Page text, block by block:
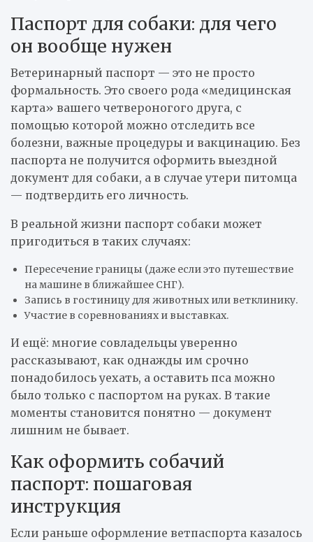
Паспорт для собаки: для чего
он вообще нужен
Ветеринарный паспорт — это не просто
формальность. Это своего рода «медицинская
карта» вашего четвероногого друга, с
помощью которой можно отследить все
болезни, важные процедуры и вакцинацию. Без
паспорта не получится оформить выездной
документ для собаки, а в случае утери питомца
— подтвердить его личность.
В реальной жизни паспорт собаки может
пригодиться в таких случаях:
Пересечение границы (даже если это путешествие
на машине в ближайшее СНГ).
Запись в гостиницу для животных или ветклинику.
Участие в соревнованиях и выставках.
И ещё: многие совладельцы уверенно
рассказывают, как однажды им срочно
понадобилось уехать, а оставить пса можно
было только с паспортом на руках. В такие
моменты становится понятно — документ
лишним не бывает.
Как оформить собачий
паспорт: пошаговая
инструкция
Если раньше оформление ветпаспорта казалось